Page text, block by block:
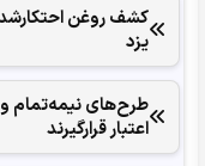
یزد
طرح‌های نیمه‌تمام
اعتبار قرارگیرند